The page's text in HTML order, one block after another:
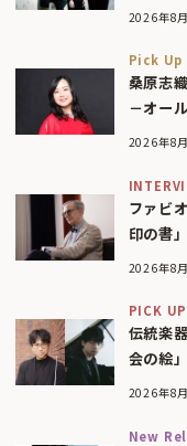
2026年8
Pick Up
桑原志
－オー
2026年8
ファビ
印の書」
2026年8
PICK UP
伝統楽
会の絵
2026年8
New